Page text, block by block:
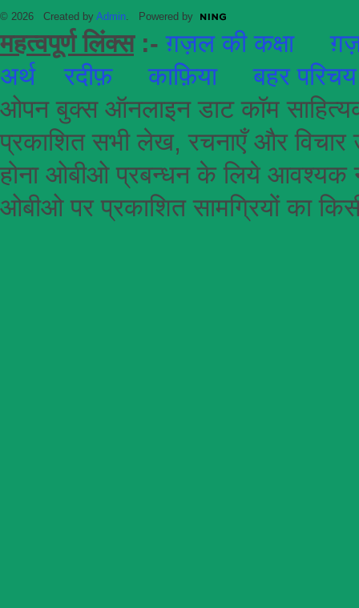
© 2026 Created by Admin . Powered by
महत्वपूर्ण लिंक्स :- ग़ज़ल की कक्षा
अर्थ
रदीफ़ काफ़िया
बहर
ओपन बुक्स ऑनलाइन डाट कॉम
प्रकाशित सभी लेख, रचनाएँ और विचार
होना ओबीओप्रबन्धन के लिये आवश्यक
ओबीओ पर प्रकाशित सामग्रियों का